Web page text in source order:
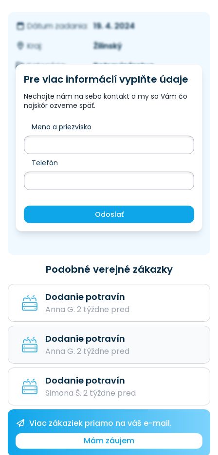
Dátum zadania: 19. 4. 2024
Kraj:
Žilinský
Kategória:
Potravinárstvo
Pre viac informácií vyplňte údaje
Nechajte nám na seba kontakt a my sa Vám čo
najskôr ozveme späť.
Meno a priezvisko
Telefón
Odoslať
Podobné verejné zákazky
Dodanie potravín
Anna G. 2 týždne pred
Dodanie potravín
Anna G. 2 týždne pred
Dodanie potravín
Simona Š. 2 týždne pred
Viac zákaziek priamo na váš e-mail.
Mám záujem